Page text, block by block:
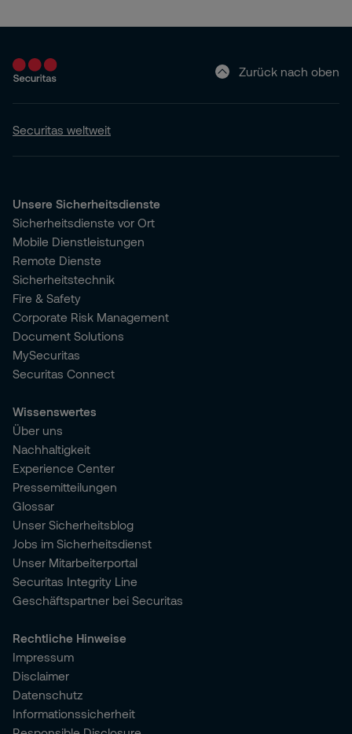
Zurück nach oben
Securitas weltweit
Unsere Sicherheitsdienste
Sicherheitsdienste vor Ort
Mobile Dienstleistungen
Remote Dienste
Sicherheitstechnik
Fire & Safety
Corporate Risk Management
Document Solutions
MySecuritas
Securitas Connect
Wissenswertes
Über uns
Nachhaltigkeit
Experience Center
Pressemitteilungen
Glossar
Unser Sicherheitsblog
Jobs im Sicherheitsdienst
Unser Mitarbeiterportal
Securitas Integrity Line
Geschäftspartner bei Securitas
Rechtliche Hinweise
Impressum
Disclaimer
Datenschutz
Informationssicherheit